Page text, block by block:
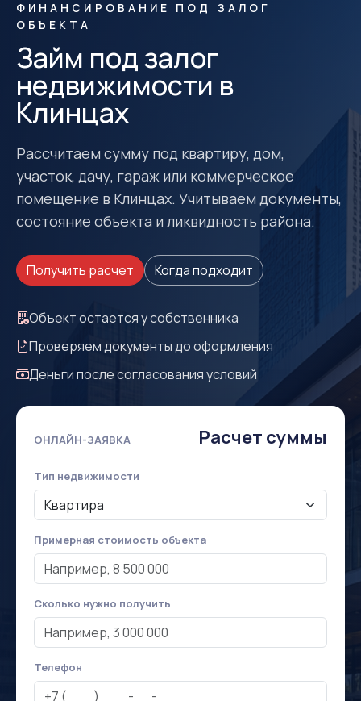
ФИНАНСИРОВАНИЕ ПОД ЗАЛОГ
ОБЪЕКТА
Займ под залог
недвижимости в
Клинцах
Рассчитаем сумму под квартиру, дом,
участок, дачу, гараж или коммерческое
помещение в Клинцах. Учитываем документы,
состояние объекта и ликвидность района.
Получить расчет Когда подходит
Объект остается у собственника
Проверяем документы до оформления
Деньги после согласования условий
ОНЛАЙН-ЗАЯВКА Расчет суммы
Тип недвижимости
Примерная стоимость объекта
Сколько нужно получить
Телефон